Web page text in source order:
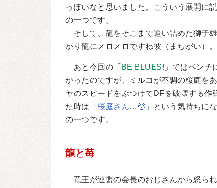
っぽいなと思いました。こういう展開に
の一つです。
そして、龍をそこまで追い詰めた獅子
かり龍にメロメロですね彼（まちがい）。
あと今回の「 BE BLUES! 」ではベンチ
かったのですが、ミルコが不調の桜庭を
ヤのスピードをぶつけてDFを破壊する
た時は「 桜庭さん…🥺 」という気持ちに
の一つです。
龍と苺
竜王が連盟の会長のおじさんから怒ら